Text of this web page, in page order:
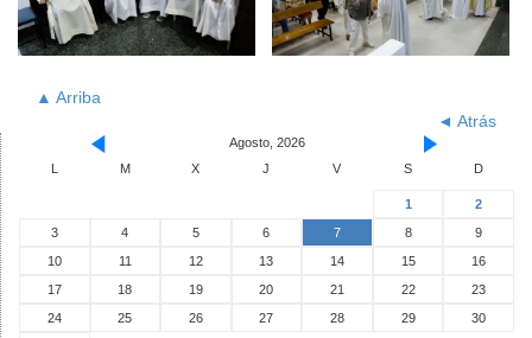
▲ Arriba
◄ Atrás
Agosto, 2026
M X J V S D
1
2
3
4 5 6 7 8
9
10
11 12 13 14 15
16
17
18 19 20 21 22
23
24
25 26 27 28 29
30